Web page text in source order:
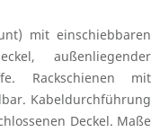
mit einschiebbaren
außenliegender
Rackschienen mit
Kabeldurchführung
Deckel. Maße